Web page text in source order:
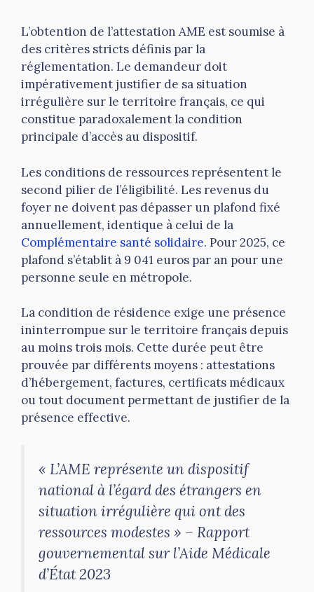
L’obtention de l’attestation AME est soumise à
des critères stricts définis par la
réglementation. Le demandeur doit
impérativement justifier de sa situation
irrégulière sur le territoire français, ce qui
constitue paradoxalement la condition
principale d’accès au dispositif.
Les conditions de ressources représentent le
second pilier de l’éligibilité. Les revenus du
foyer ne doivent pas dépasser un plafond fixé
annuellement, identique à celui de la
Complémentaire santé solidaire. Pour 2025, ce
plafond s’établit à 9 041 euros par an pour une
personne seule en métropole.
La condition de résidence exige une présence
ininterrompue sur le territoire français depuis
au moins trois mois. Cette durée peut être
prouvée par différents moyens : attestations
d’hébergement, factures, certificats médicaux
ou tout document permettant de justifier de la
présence effective.
« L’AME représente un dispositif
national à l’égard des étrangers en
situation irrégulière qui ont des
ressources modestes » – Rapport
gouvernemental sur l’Aide Médicale
d’État 2023